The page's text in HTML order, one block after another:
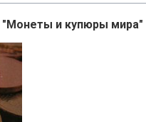
"Монеты и купюры мира"